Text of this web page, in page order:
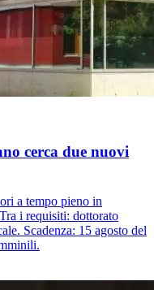
cerca due nuovi
a tempo pieno in
i requisiti: dottorato
Scadenza: 15 agosto del